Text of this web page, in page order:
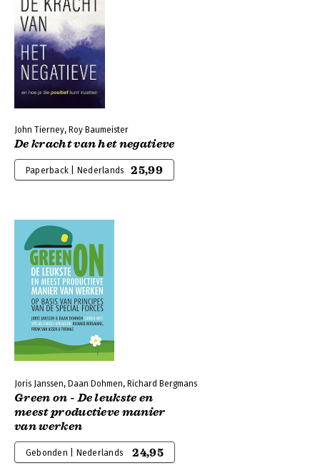
John Tierney, Roy Baumeister
De kracht van het negatieve
Paperback | Nederlands 25,99
Joris Janssen, Daan Dohmen, Richard Bergmans
Green on - De leukste en
meest productieve manier
van werken
Gebonden | Nederlands 24,95